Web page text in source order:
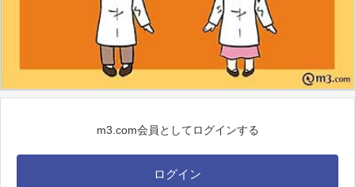
m3.com会員としてログインする
ログイン